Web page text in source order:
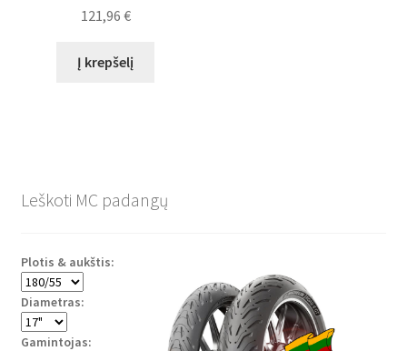
121,96 €
Į krepšelį
Leškoti MC padangų
Plotis & aukštis:
Diametras:
Gamintojas: